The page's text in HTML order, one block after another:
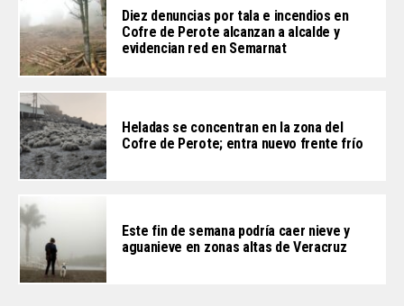
Diez denuncias por tala e incendios en
Cofre de Perote alcanzan a alcalde y
evidencian red en Semarnat
Heladas se concentran en la zona del
Cofre de Perote; entra nuevo frente frío
Este fin de semana podría caer nieve y
aguanieve en zonas altas de Veracruz